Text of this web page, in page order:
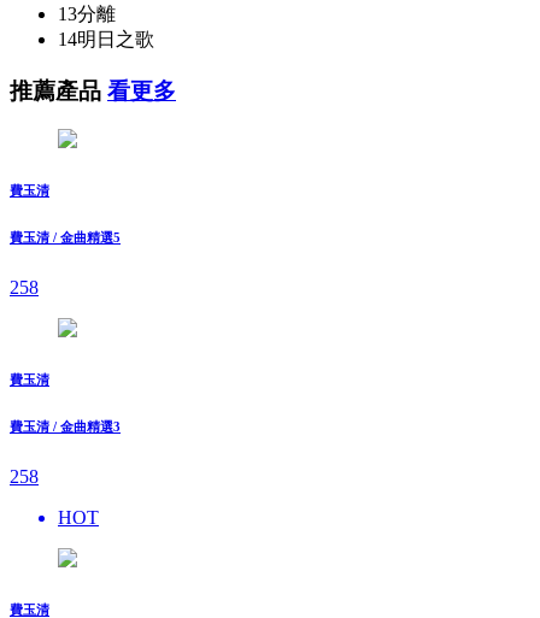
13分離
14明日之歌
推薦產品 看更多
費玉清
費玉清 / 金曲精選5
258
費玉清
費玉清 / 金曲精選3
258
HOT
費玉清